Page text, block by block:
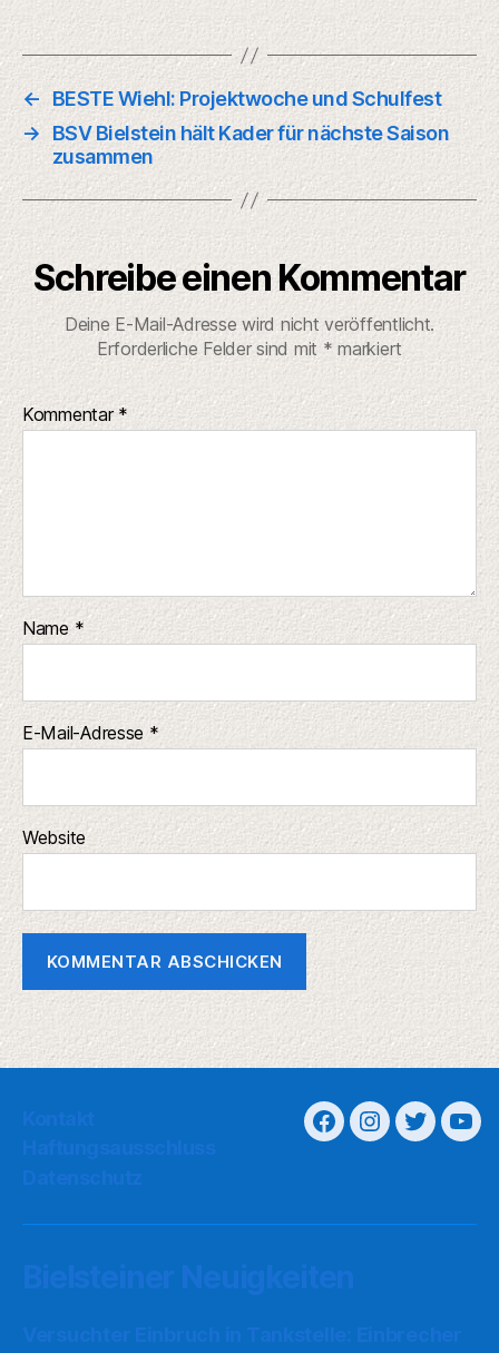
←
BESTE Wiehl: Projektwoche und Schulfest
→
BSV Bielstein hält Kader für nächste Saison
zusammen
Schreibe einen Kommentar
Deine E-Mail-Adresse wird nicht veröffentlicht.
Erforderliche Felder sind mit * markiert
Kommentar *
Name *
E-Mail-Adresse *
Website